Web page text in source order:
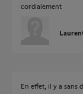
cordialement
En effet, il y a sans